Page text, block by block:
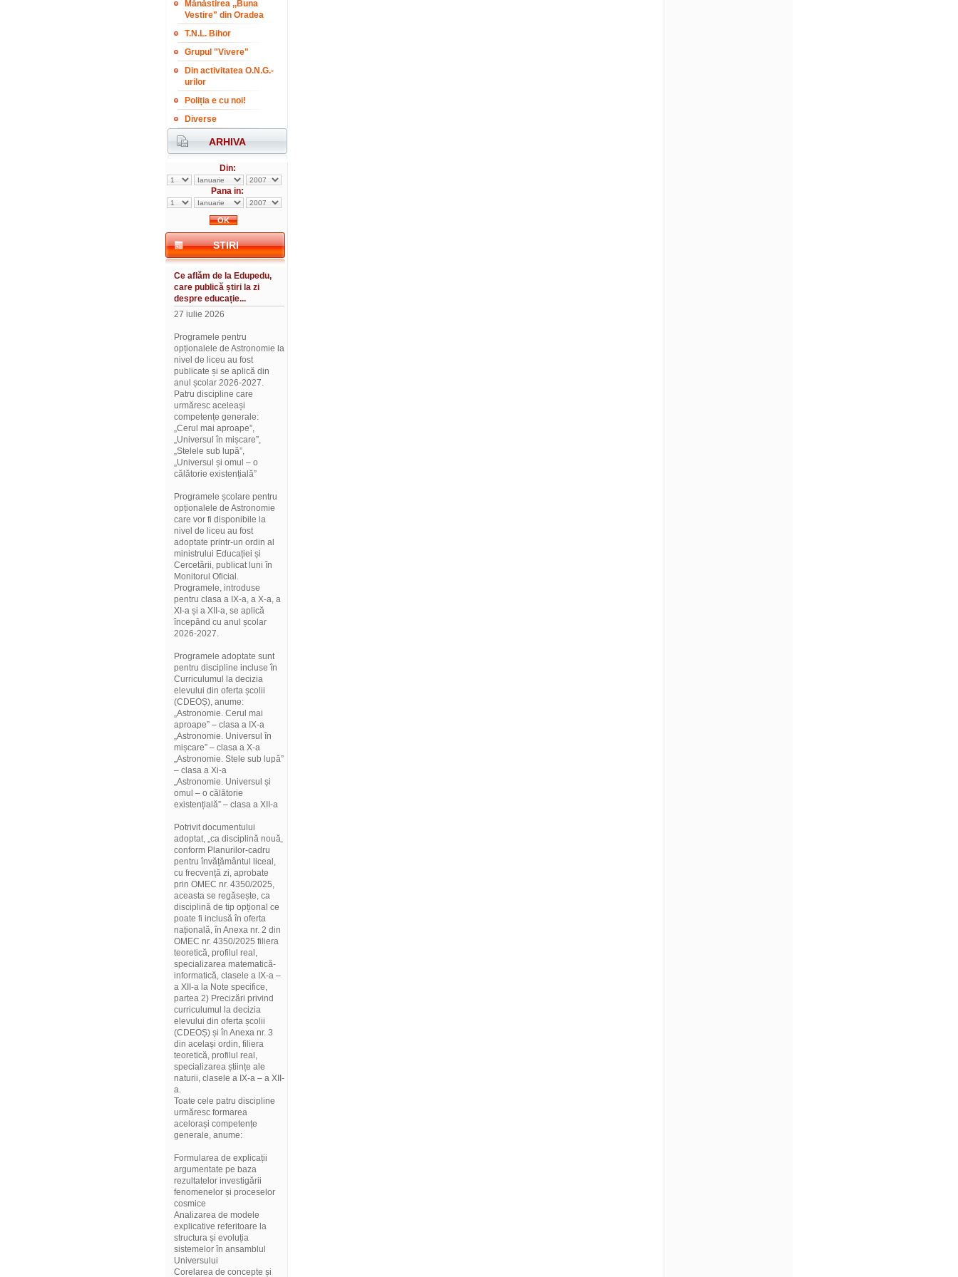
Mănăstirea ,,Buna
Vestire" din Oradea
T.N.L. Bihor
Grupul "Vivere"
Din activitatea O.N.G.-
urilor
Poliția e cu noi!
Diverse
ARHIVA
Din:
Pana in:
STIRI
Ce aflăm de la Edupedu,
care publică știri la zi
despre educație...
27 iulie 2026
Programele pentru
opționalele de Astronomie la
nivel de liceu au fost
publicate și se aplică din
anul școlar 2026-2027.
Patru discipline care
urmăresc aceleași
competențe generale:
„Cerul mai aproape”,
„Universul în mișcare”,
„Stelele sub lupă”,
„Universul și omul – o
călătorie existențială”
Programele școlare pentru
opționalele de Astronomie
care vor fi disponibile la
nivel de liceu au fost
adoptate printr-un ordin al
ministrului Educației și
Cercetării, publicat luni în
Monitorul Oficial.
Programele, introduse
pentru clasa a IX-a, a X-a, a
XI-a și a XII-a, se aplică
începând cu anul școlar
2026-2027.
Programele adoptate sunt
pentru discipline incluse în
Curriculumul la decizia
elevului din oferta școlii
(CDEOȘ), anume:
„Astronomie. Cerul mai
aproape” – clasa a IX-a
„Astronomie. Universul în
mișcare” – clasa a X-a
„Astronomie. Stele sub lupă”
– clasa a Xi-a
„Astronomie. Universul și
omul – o călătorie
existențială” – clasa a XII-a
Potrivit documentului
adoptat, „ca disciplină nouă,
conform Planurilor-cadru
pentru învățământul liceal,
cu frecvență zi, aprobate
prin OMEC nr. 4350/2025,
aceasta se regăsește, ca
disciplină de tip opțional ce
poate fi inclusă în oferta
națională, în Anexa nr. 2 din
OMEC nr. 4350/2025 filiera
teoretică, profilul real,
specializarea matematică-
informatică, clasele a IX-a –
a XII-a la Note specifice,
partea 2) Precizări privind
curriculumul la decizia
elevului din oferta școlii
(CDEOȘ) și în Anexa nr. 3
din același ordin, filiera
teoretică, profilul real,
specializarea științe ale
naturii, clasele a IX-a – a XII-
a.
Toate cele patru discipline
urmăresc formarea
acelorași competențe
generale, anume:
Formularea de explicații
argumentate pe baza
rezultatelor investigării
fenomenelor și proceselor
cosmice
Analizarea de modele
explicative referitoare la
structura și evoluția
sistemelor în ansamblul
Universului
Corelarea de concepte și